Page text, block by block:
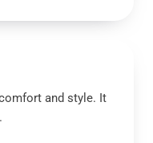
and style. It